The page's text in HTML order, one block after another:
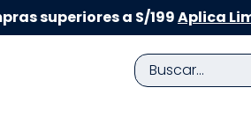
superiores a S/199Aplica
Buscar...